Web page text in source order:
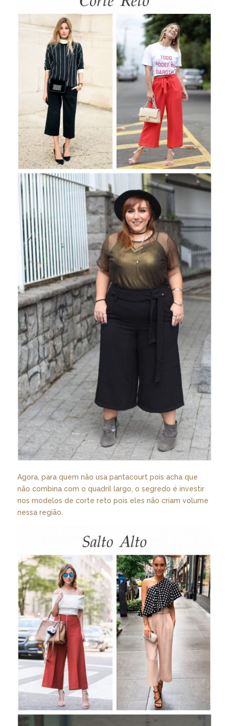
Agora, para quem não usa pantacourt pois acha que
não combina com o quadril largo, o segredo é investir
nos modelos de corte reto pois eles não criam volume
nessa região.